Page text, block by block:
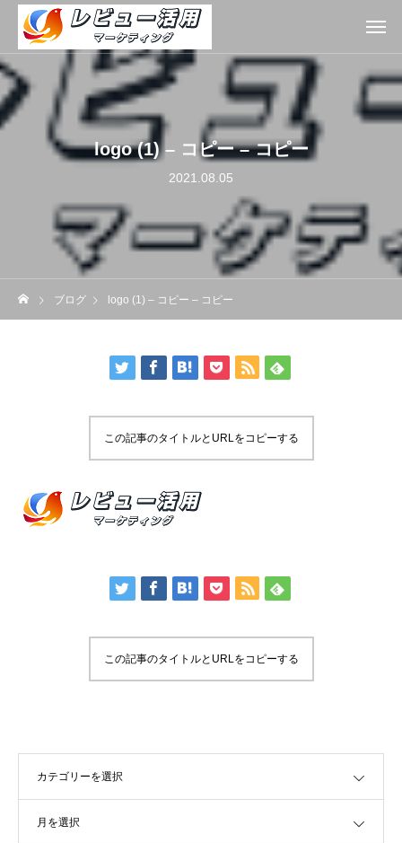
logo (1) – コピー – コピー
2021.08.05
ブログ logo (1) – コピー – コピー
この記事のタイトルとURLをコピーする
この記事のタイトルとURLをコピーする